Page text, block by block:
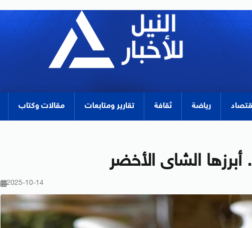
رياضة ثقافة تقارير ومتابعات مقالات وكتاب
الشاى الأخضر
2025-10-14